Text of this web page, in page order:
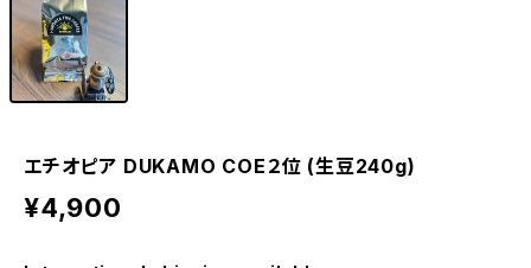
エチオピア DUKAMO COE２位 (生豆240g)
¥4,900